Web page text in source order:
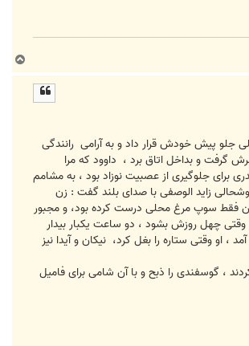
ا
جلو پیش خودش قرار داد و به آرامی رانندگی
گرفت و بداخل اتاق برد ، داوود که مرا
برای جلوگیری از عصبیت نوزاد بود ، به مشامم
زاید الوصفی با صدای بلند گفت : زن
فقط سوپ مرغ محلی درست کرده بود، و مجبور
وقتی چهل روزش بشود ، دو ساعت یکبار بیدار
وقتی ستاره را بغل کرد، نیکان و آیدا نیز
، گوسفندی را ذبح و با آن شامی برای فامیل